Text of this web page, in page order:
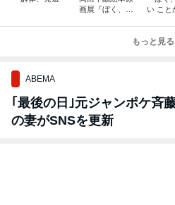
画展『ぼく、い
い こと
千晶さ
もっと見る
ABEMA
｢最後の日｣元ジャンポケ斉
の妻がSNSを更新